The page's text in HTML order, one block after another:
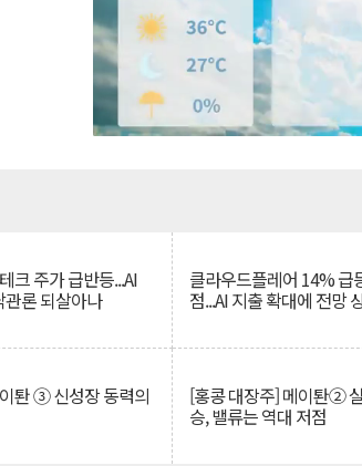
크 주가 급반등...AI
론 되살아나
클라우드플레어 14% 급
점...AI 지출 확대에 전망
퇀 ③ 신성장 동력의 [홍콩 대장주] 메이퇀②
승, 밸류는 역대 저점